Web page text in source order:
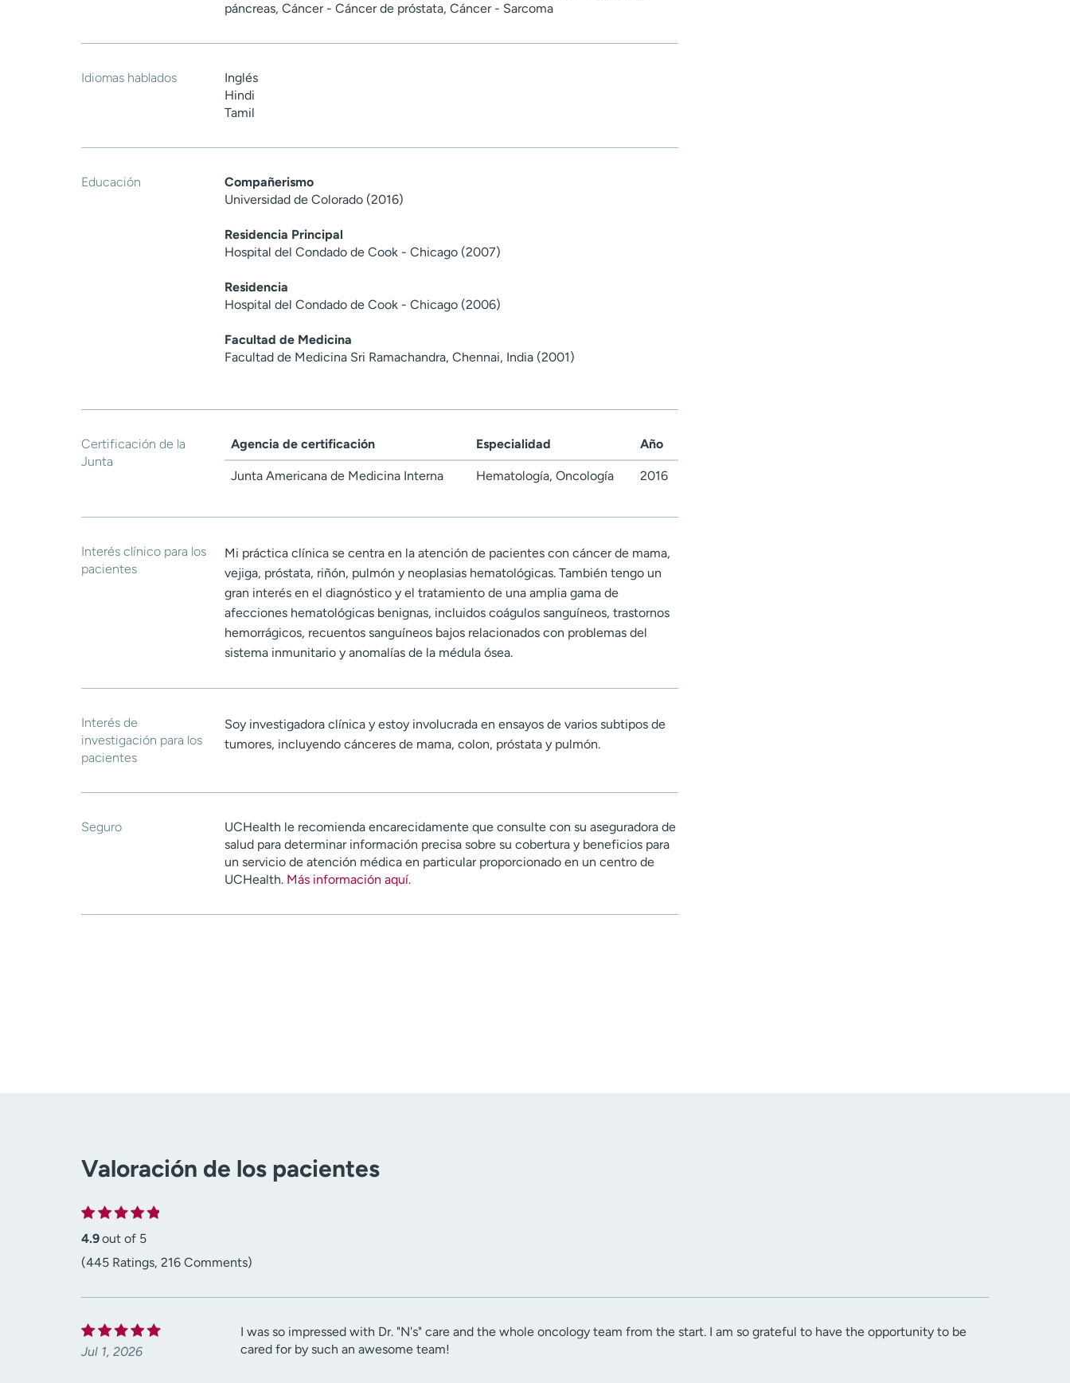
páncreas, Cáncer - Cáncer de próstata, Cáncer - Sarcoma
Idiomas hablados
Inglés
Hindi
Tamil
Educación
Compañerismo
Universidad de Colorado (2016)
Residencia Principal
Hospital del Condado de Cook - Chicago (2007)
Residencia
Hospital del Condado de Cook - Chicago (2006)
Facultad de Medicina
Facultad de Medicina Sri Ramachandra, Chennai, India (2001)
Certificación de la
Junta
Agencia de certificación Especialidad Año
Junta Americana de Medicina Interna Hematología, Oncología 2016
Interés clínico para los
pacientes
Mi práctica clínica se centra en la atención de pacientes con cáncer de mama,
vejiga, próstata, riñón, pulmón y neoplasias hematológicas. También tengo un
gran interés en el diagnóstico y el tratamiento de una amplia gama de
afecciones hematológicas benignas, incluidos coágulos sanguíneos, trastornos
hemorrágicos, recuentos sanguíneos bajos relacionados con problemas del
sistema inmunitario y anomalías de la médula ósea.
Interés de
investigación para los
pacientes
Soy investigadora clínica y estoy involucrada en ensayos de varios subtipos de
tumores, incluyendo cánceres de mama, colon, próstata y pulmón.
Seguro
UCHealth le recomienda encarecidamente que consulte con su aseguradora de
salud para determinar información precisa sobre su cobertura y beneficios para
un servicio de atención médica en particular proporcionado en un centro de
UCHealth. Más información aquí.
Valoración de los pacientes
4.9out of 5
(445 Ratings, 216 Comments)
Jul 1, 2026
I was so impressed with Dr. "N's" care and the whole oncology team from the start. I am so grateful to have the opportunity to be
cared for by such an awesome team!